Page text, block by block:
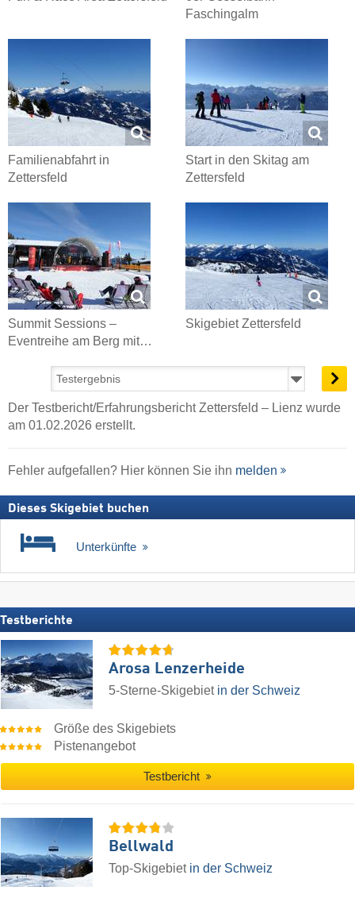
Faschingalm
Familienabfahrt in
Zettersfeld
Start in den Skitag am
Zettersfeld
Summit Sessions –
Eventreihe am Berg mit…
Skigebiet Zettersfeld
Der Testbericht/Erfahrungsbericht Zettersfeld – Lienz wurde
am 01.02.2026 erstellt.
Fehler aufgefallen? Hier können Sie ihn melden
Dieses Skigebiet buchen
Unterkünfte
Testberichte
Arosa Lenzerheide
5-Sterne-Skigebiet in der Schweiz
Größe des Skigebiets
Pistenangebot
Testbericht
Bellwald
Top-Skigebiet in der Schweiz